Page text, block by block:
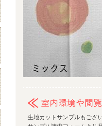
生地カットサンプルもござ